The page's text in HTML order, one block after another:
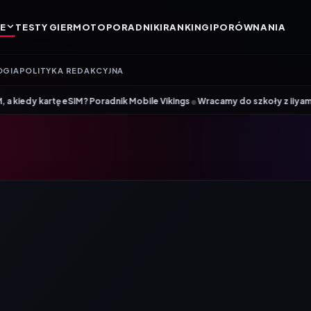
TESTY GIERMOTOPORADNIKIRANKINGIPORÓWNANIA
POLITYKA REDAKCYJNA
Poradnik Mobile Vikings•Wracamy do szkoły z iiyama – promocja